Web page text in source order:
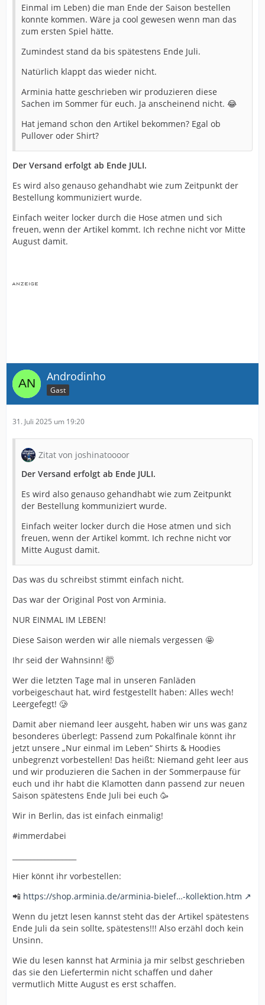
Einmal im Leben) die man Ende der Saison bestellen
konnte kommen. Wäre ja cool gewesen wenn man das
zum ersten Spiel hätte.
Zumindest stand da bis spätestens Ende Juli.
Natürlich klappt das wieder nicht.
Arminia hatte geschrieben wir produzieren diese
Sachen im Sommer für euch. Ja anscheinend nicht. 😂
Hat jemand schon den Artikel bekommen? Egal ob
Pullover oder Shirt?
Der Versand erfolgt ab Ende JULI.
Es wird also genauso gehandhabt wie zum Zeitpunkt der
Bestellung kommuniziert wurde.
Einfach weiter locker durch die Hose atmen und sich
freuen, wenn der Artikel kommt. Ich rechne nicht vor Mitte
August damit.
Androdinho
Gast
31. Juli 2025 um 19:20
Zitat von joshinatoooor
Der Versand erfolgt ab Ende JULI.
Es wird also genauso gehandhabt wie zum Zeitpunkt
der Bestellung kommuniziert wurde.
Einfach weiter locker durch die Hose atmen und sich
freuen, wenn der Artikel kommt. Ich rechne nicht vor
Mitte August damit.
Das was du schreibst stimmt einfach nicht.
Das war der Original Post von Arminia.
NUR EINMAL IM LEBEN!
Diese Saison werden wir alle niemals vergessen 🤩
Ihr seid der Wahnsinn! 🤯
Wer die letzten Tage mal in unseren Fanläden
vorbeigeschaut hat, wird festgestellt haben: Alles wech!
Leergefegt! 🥲
Damit aber niemand leer ausgeht, haben wir uns was ganz
besonderes überlegt: Passend zum Pokalfinale könnt ihr
jetzt unsere „Nur einmal im Leben“ Shirts & Hoodies
unbegrenzt vorbestellen! Das heißt: Niemand geht leer aus
und wir produzieren die Sachen in der Sommerpause für
euch und ihr habt die Klamotten dann passend zur neuen
Saison spätestens Ende Juli bei euch 🥳
Wir in Berlin, das ist einfach einmalig!
#immerdabei
Hier könnt ihr vorbestellen:
📲 https://shop.arminia.de/arminia-bielef…-kollektion.htm
Wenn du jetzt lesen kannst steht das der Artikel spätestens
Ende Juli da sein sollte, spätestens!!! Also erzähl doch kein
Unsinn.
Wie du lesen kannst hat Arminia ja mir selbst geschrieben
das sie den Liefertermin nicht schaffen und daher
vermutlich Mitte August es erst schaffen.